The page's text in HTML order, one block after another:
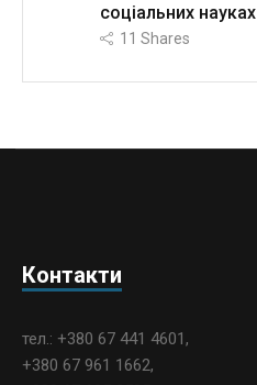
соціальних науках
11 Shares
Контакти
тел.: +380 67 441 4601,
+380 67 961 1662,